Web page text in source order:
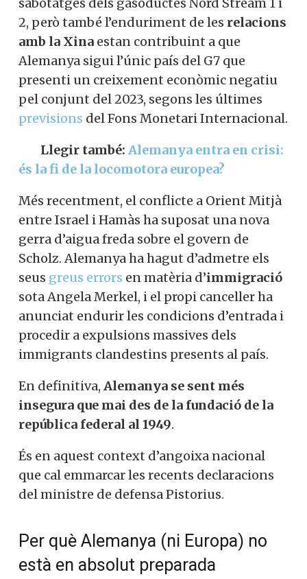
2, però també l’enduriment de les relacions
amb la Xina estan contribuint a que
Alemanya sigui l’únic país del G7 que
presenti un creixement econòmic negatiu
pel conjunt del 2023, segons les últimes
previsions del Fons Monetari Internacional.
Llegir també: Alemanya entra en crisi:
és la fi de la locomotora europea?
Més recentment, el conflicte a Orient Mitjà
entre Israel i Hamàs ha suposat una nova
gerra d’aigua freda sobre el govern de
Scholz. Alemanya ha hagut d’admetre els
seus greus errors en matèria d’immigració
sota Angela Merkel, i el propi canceller ha
anunciat endurir les condicions d’entrada i
procedir a expulsions massives dels
immigrants clandestins presents al país.
En definitiva, Alemanya se sent més
insegura que mai des de la fundació de la
república federal al 1949.
És en aquest context d’angoixa nacional
que cal emmarcar les recents declaracions
del ministre de defensa Pistorius.
Per què Alemanya (ni Europa) no
està en absolut preparada